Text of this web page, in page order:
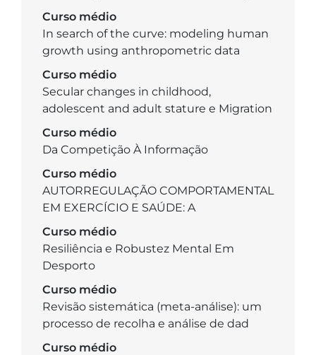
Curso médio
In search of the curve: modeling human
growth using anthropometric data
Curso médio
Secular changes in childhood,
adolescent and adult stature e Migration
Curso médio
Da Competição À Informação
Curso médio
AUTORREGULAÇÃO COMPORTAMENTAL
EM EXERCÍCIO E SAÚDE: A
Curso médio
Resiliência e Robustez Mental Em
Desporto
Curso médio
Revisão sistemática (meta-análise): um
processo de recolha e análise de dad
Curso médio